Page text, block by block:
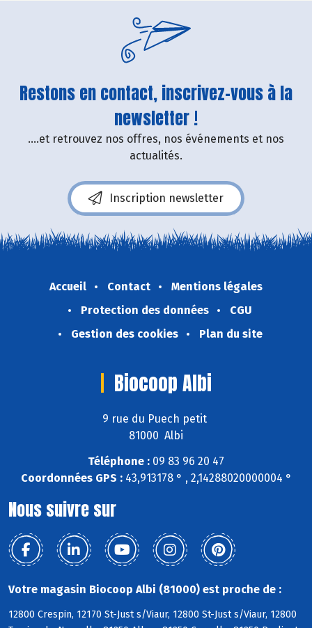
Restons en contact, inscrivez-vous à la
newsletter !
....et retrouvez nos offres, nos événements et nos
actualités.
Inscription newsletter
Accueil Contact
Mentions légales
Protection des données
CGU
Gestion des cookies
Plan du site
Biocoop Albi
9 rue du Puech petit
81000 Albi
Téléphone : 09 83 96 20 47
Coordonnées GPS :43,913178 ° , 2,14288020000004 °
Nous suivre sur
Votre magasin Biocoop Albi (81000) est proche de :
12800 Crespin, 12170 St-Just s/Viaur, 12800 St-Just s/Viaur, 12800